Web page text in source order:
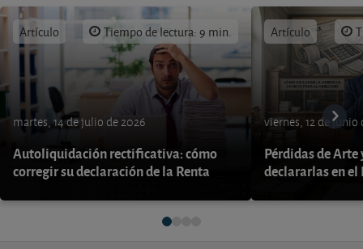
Artículo Tiempo de lectura: 9 min.
martes, 14 de julio de 2026
Autoliquidación rectificativa: cómo
corregir su declaración de la Renta
Artículo
viernes, 12 de junio
Pérdidas de
declararlas en el